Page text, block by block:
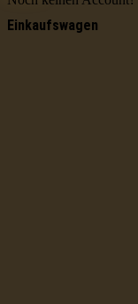
Einkaufswagen